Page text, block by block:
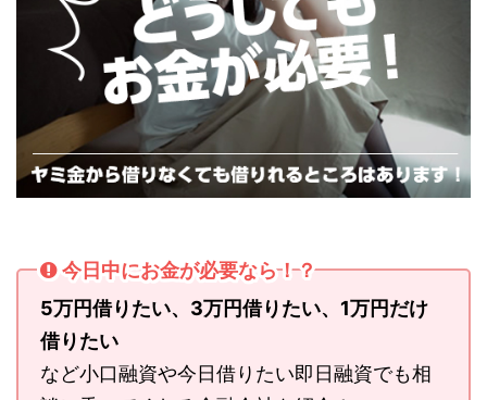
今日中にお金が必要なら！？
5万円借りたい、3万円借りたい、1万円だけ
借りたい
など小口融資や今日借りたい即日融資でも相